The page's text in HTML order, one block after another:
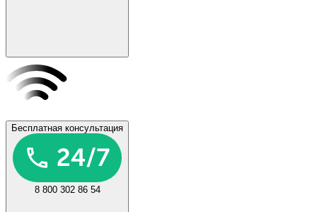
Бесплатная консультация
8 800 302 86 54